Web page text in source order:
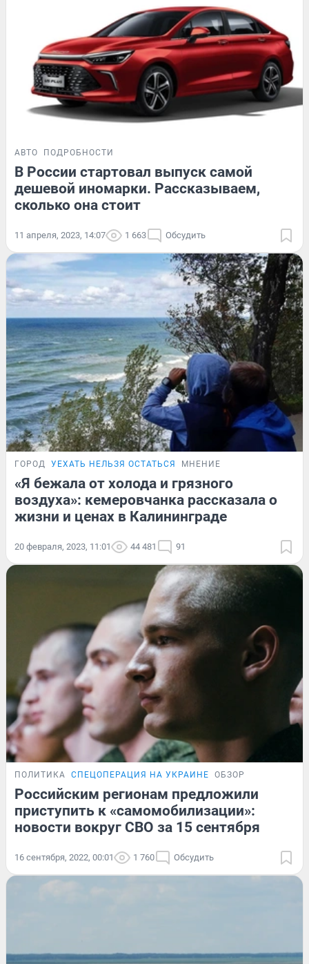
АВТО ПОДРОБНОСТИ
В России стартовал выпуск самой
дешевой иномарки. Рассказываем,
сколько она стоит
11 апреля, 2023, 14:07 1 663 Обсудить
ГОРОД УЕХАТЬ НЕЛЬЗЯ ОСТАТЬСЯ МНЕНИЕ
«Я бежала от холода и грязного
воздуха»: кемеровчанка рассказала о
жизни и ценах в Калининграде
20 февраля, 2023, 11:01 44 481 91
ПОЛИТИКА СПЕЦОПЕРАЦИЯ НА УКРАИНЕ ОБЗОР
Российским регионам предложили
приступить к «самомобилизации»:
новости вокруг СВО за 15 сентября
16 сентября, 2022, 00:01 1 760 Обсудить